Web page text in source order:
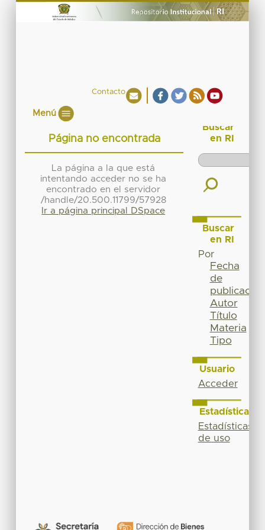
Contacto
Menú
Página no encontrada
La página a la que está
intentando acceder no se ha
encontrado en el servidor
/handle/20.500.11799/57928
Ir a página principal DSpace
Buscar
en RI
Buscar
en RI
Por
Fecha
de
publicación
Autor
Título
Materia
Tipo
Usuario
Acceder
Estadísticas
Estadísticas
de uso